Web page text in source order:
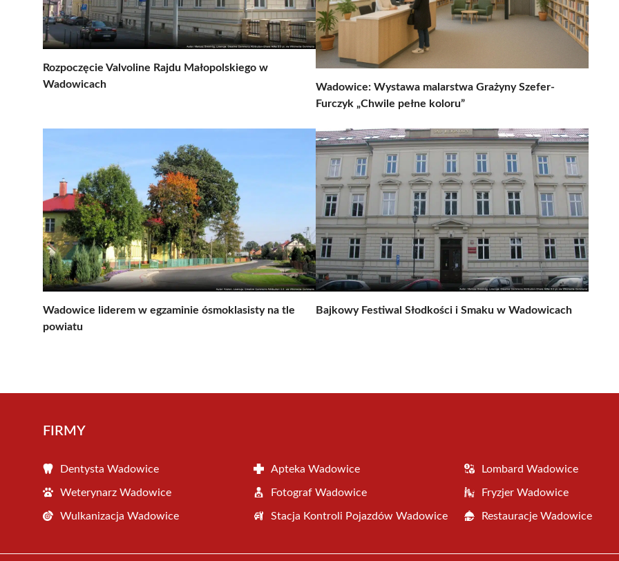
Rozpoczęcie Valvoline Rajdu Małopolskiego w
Wadowicach
Wadowice: Wystawa malarstwa Grażyny Szefer-
Furczyk „Chwile pełne koloru”
Wadowice liderem w egzaminie ósmoklasisty na tle
powiatu
Bajkowy Festiwal Słodkości i Smaku w Wadowicach
FIRMY
Dentysta Wadowice Apteka Wadowice Lombard Wadowice
Weterynarz Wadowice Fotograf Wadowice Fryzjer Wadowice
Wulkanizacja Wadowice Stacja Kontroli Pojazdów Wadowice Restauracje Wadowice